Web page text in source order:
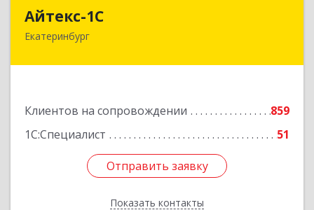
Айтекс-1С
Екатеринбург
Клиентов на сопровождении
859
1С:Специалист
51
Отправить заявку
Показать контакты
620041, Свердловская обл, Екатеринбург г,
Отправить заявку
Назад